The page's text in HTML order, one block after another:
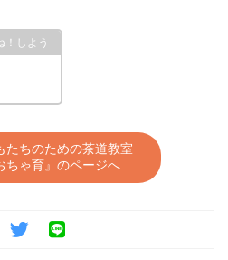
たちのための茶道教室
ちゃ育』のページへ